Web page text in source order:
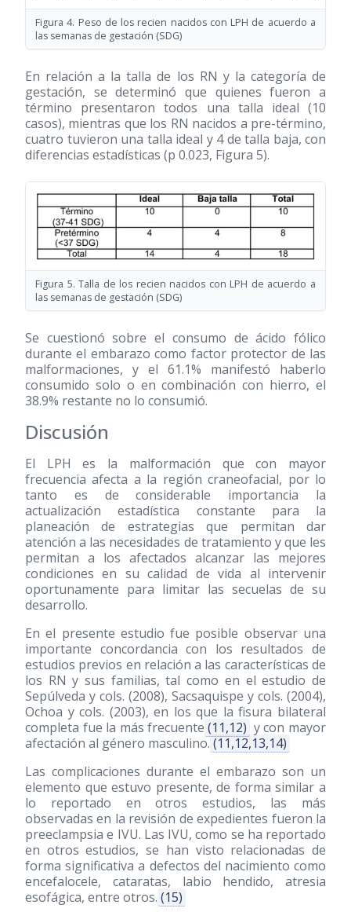
Figura 4. Peso de los recien nacidos con LPH de acuerdo a
las semanas de gestación (SDG)
En relación a la talla de los RN y la categoría de
gestación, se determinó que quienes fueron a
término presentaron todos una talla ideal (10
casos), mientras que los RN nacidos a pre-término,
cuatro tuvieron una talla ideal y 4 de talla baja, con
diferencias estadísticas (p 0.023, Figura 5).
Figura 5. Talla de los recien nacidos con LPH de acuerdo a
las semanas de gestación (SDG)
Se cuestionó sobre el consumo de ácido fólico
durante el embarazo como factor protector de las
malformaciones, y el 61.1% manifestó haberlo
consumido solo o en combinación con hierro, el
38.9% restante no lo consumió.
Discusión
El LPH es la malformación que con mayor
frecuencia afecta a la región craneofacial, por lo
tanto es de considerable importancia la
actualización estadística constante para la
planeación de estrategias que permitan dar
atención a las necesidades de tratamiento y que les
permitan a los afectados alcanzar las mejores
condiciones en su calidad de vida al intervenir
oportunamente para limitar las secuelas de su
desarrollo.
En el presente estudio fue posible observar una
importante concordancia con los resultados de
estudios previos en relación a las características de
los RN y sus familias, tal como en el estudio de
Sepúlveda y cols. (2008), Sacsaquispe y cols. (2004),
Ochoa y cols. (2003), en los que la fisura bilateral
completa fue la más frecuente (11,12) y con mayor
afectación al género masculino. (11,12,13,14)
Las complicaciones durante el embarazo son un
elemento que estuvo presente, de forma similar a
lo reportado en otros estudios, las más
observadas en la revisión de expedientes fueron la
preeclampsia e IVU. Las IVU, como se ha reportado
en otros estudios, se han visto relacionadas de
forma significativa a defectos del nacimiento como
encefalocele, cataratas, labio hendido, atresia
esofágica, entre otros. (15)